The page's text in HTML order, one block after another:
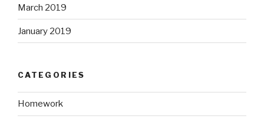
March 2019
January 2019
CATEGORIES
Homework